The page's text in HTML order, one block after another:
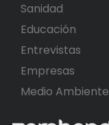
Sanidad
Educación
Entrevistas
Empresas
Medio Ambiente